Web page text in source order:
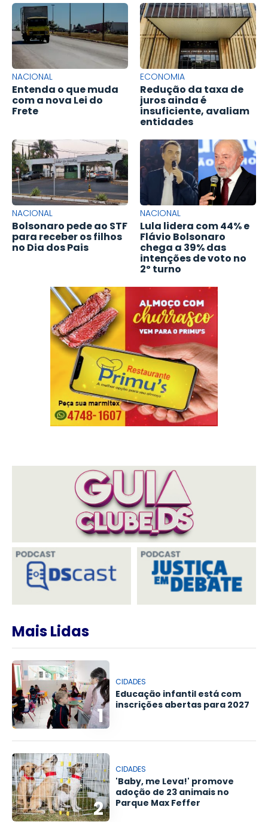
NACIONAL
Entenda o que muda
com a nova Lei do
Frete
ECONOMIA
Redução da taxa de
juros ainda é
insuficiente, avaliam
entidades
NACIONAL
Bolsonaro pede ao STF
para receber os filhos
no Dia dos Pais
NACIONAL
Lula lidera com 44% e
Flávio Bolsonaro
chega a 39% das
intenções de voto no
2º turno
Mais Lidas
1
CIDADES
Educação infantil está com
inscrições abertas para 2027
2
CIDADES
'Baby, me Leva!' promove
adoção de 23 animais no
Parque Max Feffer